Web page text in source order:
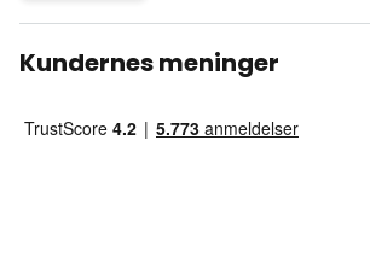
Kundernes meninger